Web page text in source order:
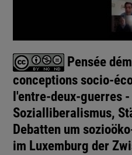
Pensée
conceptions socio-
l'entre-deux-guerres
Sozialliberalismus,
Debatten um
im Luxemburg der